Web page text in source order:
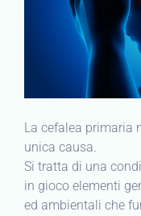
La cefalea primaria
unica causa.
Si tratta di una
in gioco elementi
ed ambientali che